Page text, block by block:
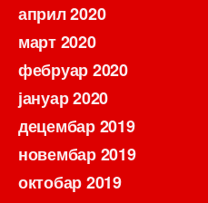
април 2020
март 2020
фебруар 2020
јануар 2020
децембар 2019
новембар 2019
октобар 2019